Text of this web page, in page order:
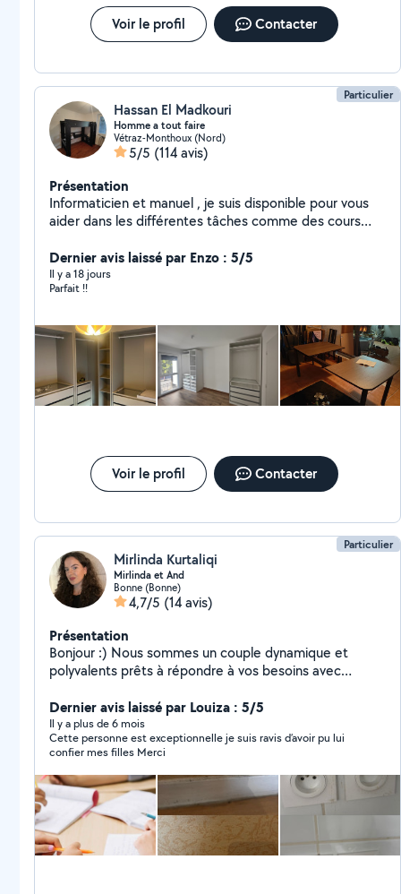
Voir le profil Contacter
Particulier
Hassan El Madkouri
Homme a tout faire
Vétraz-Monthoux (Nord)
5/5 (114 avis)
Présentation
Informaticien et manuel , je suis disponible pour vous
aider dans les différentes tâches comme des cours
déménagement et manutention. À très vite :)
Dernier avis laissé par Enzo : 5/5
Il y a 18 jours
Parfait !!
Voir le profil Contacter
Particulier
Mirlinda Kurtaliqi
Mirlinda et And
Bonne (Bonne)
4,7/5 (14 avis)
Présentation
Bonjour :) Nous sommes un couple dynamique et
polyvalents prêts à répondre à vos besoins avec
services de ménage, de garde d'enfants avec
bienveillance ainsi que de l'aide aux devoirs. Je peux
aussi vous aider dans vos taches administratives et
créer des supports de communication adoptés à vos
besoins. Mon sens de l'organisation et ma créativité me
permettront de m'adapter très facilement à vos
demandes Mon mari, plombier chauffagiste depuis plus
de six an est disponible pour réaliser tout types de
travaux liés à la plomberie, au chauffage et aux
Dernier avis laissé par Louiza : 5/5
Il y a plus de 6 mois
Cette personne est exceptionnelle je suis ravis d’avoir pu lui
confier mes filles Merci